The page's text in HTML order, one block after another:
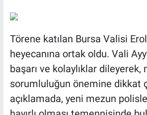
Törene katılan Bursa Valisi
heyecanına ortak oldu. Vali
başarı ve kolaylıklar
sorumluluğun önemine dikkat
açıklamada, yeni mezun